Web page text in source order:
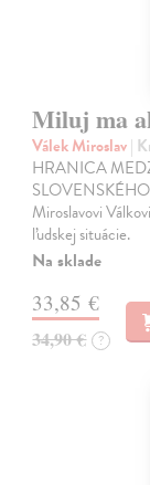
Miluj ma
Válek Miroslav|
HRANICA
SLOVENSKÉHO
Miroslavovi
ľudskej situácie.
Na sklade
33,85 €
34,90 € ?